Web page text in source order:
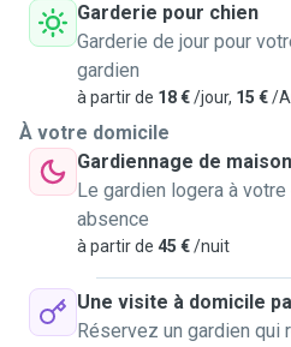
Garderie pour chien
Garderie de jour pour
gardien
à partir de 18 €/jour, 15 €/
À votre domicile
Gardiennage de maison
Le gardien logera à
absence
à partir de 45 €/nuit
Une visite à domicile
Réservez un gardien qui